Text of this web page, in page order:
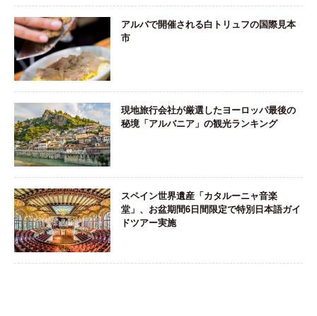
アルバで開催される白トリュフの国際見本
市
現地旅行会社が厳選したヨーロッパ最後の
秘境「アルバニア」の観光ランキング
スペイン世界遺産「カタルーニャ音楽
堂」、お盆期間6日間限定で特別日本語ガイ
ドツアー実施